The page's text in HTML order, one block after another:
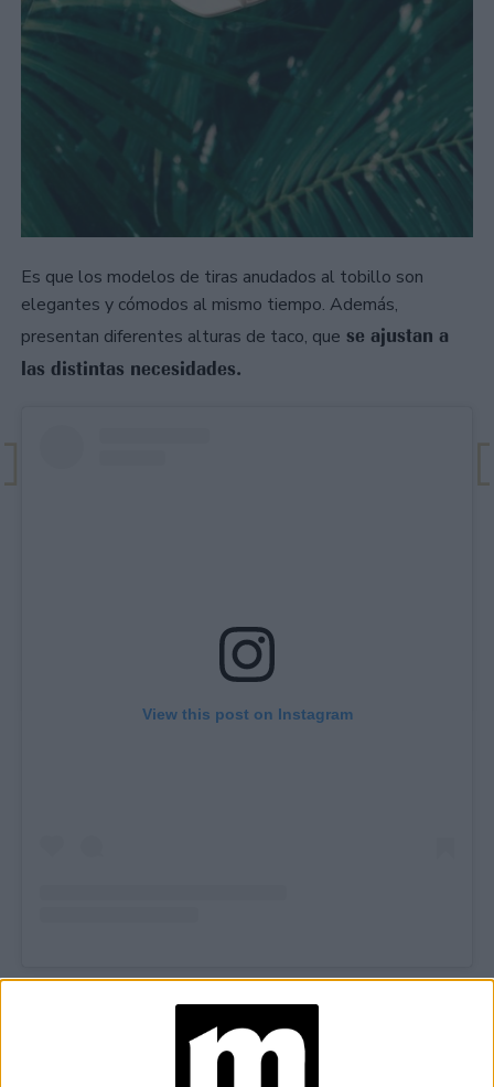
Es que los modelos de tiras anudados al tobillo son
elegantes y cómodos al mismo tiempo. Además,
presentan diferentes alturas de taco, que se ajustan a
las distintas necesidades.
View this post on Instagram
TAMBIÉN TE PUEDE INTERESAR
JEANS